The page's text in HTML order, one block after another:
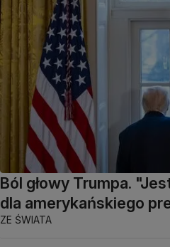
Ból głowy Trumpa.
dla amerykańskiego
ZE ŚWIATA